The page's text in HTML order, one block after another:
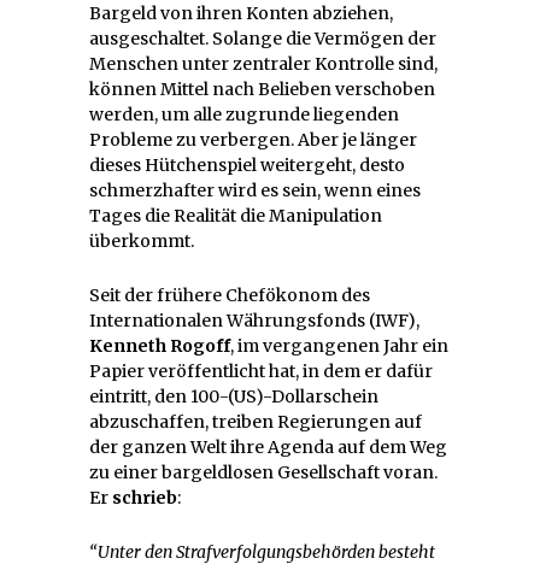
Bargeld von ihren Konten abziehen,
ausgeschaltet. Solange die Vermögen der
Menschen unter zentraler Kontrolle sind,
können Mittel nach Belieben verschoben
werden, um alle zugrunde liegenden
Probleme zu verbergen. Aber je länger
dieses Hütchenspiel weitergeht, desto
schmerzhafter wird es sein, wenn eines
Tages die Realität die Manipulation
überkommt.
Seit der frühere Chefökonom des
Internationalen Währungsfonds (IWF),
Kenneth Rogoff, im vergangenen Jahr ein
Papier veröffentlicht hat, in dem er dafür
eintritt, den 100-(US)-Dollarschein
abzuschaffen, treiben Regierungen auf
der ganzen Welt ihre Agenda auf dem Weg
zu einer bargeldlosen Gesellschaft voran.
Er schrieb:
“Unter den Strafverfolgungsbehörden besteht